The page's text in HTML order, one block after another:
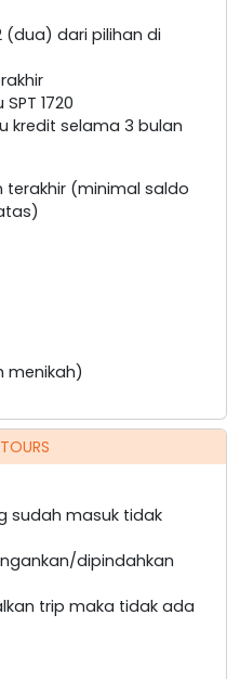
(dua) dari pilihan di
SPT 1720
kredit selama 3 bulan
terakhir (minimal saldo
menikah)
sudah masuk tidak
dipindahkan
trip maka tidak ada